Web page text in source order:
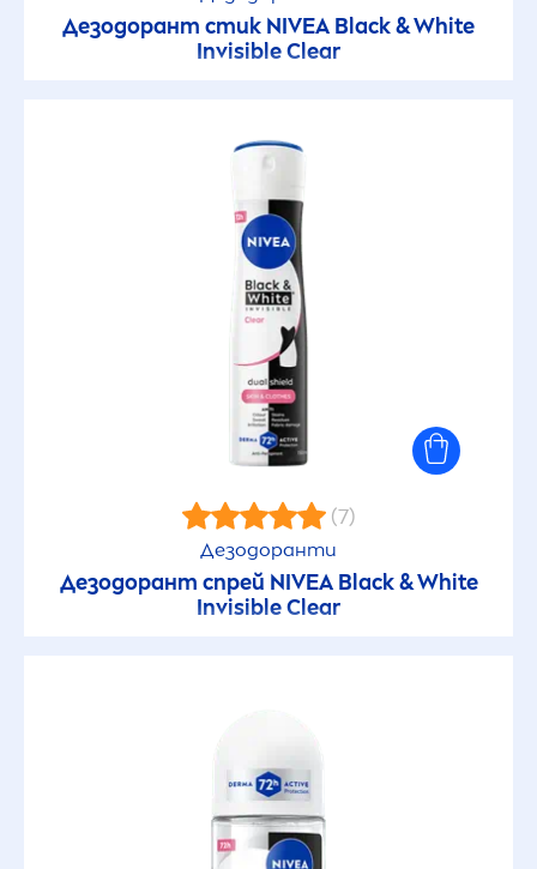
Дезодорант стик NIVEA Black&White
Invisible Clear
(7)
Дезодоранти
Дезодорант спрей NIVEA Black&White
Invisible Clear